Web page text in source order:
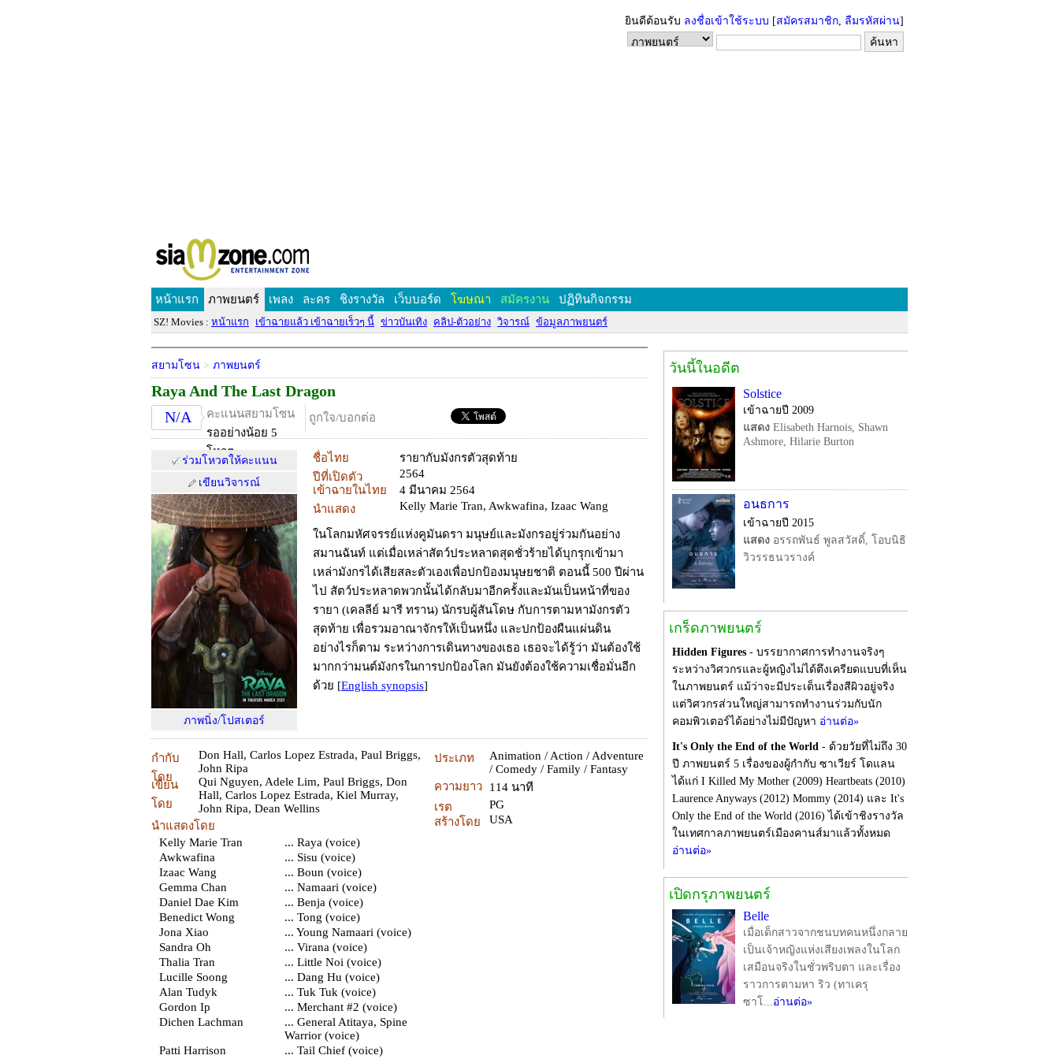
ยินดีต้อนรับ ลงชื่อเข้าใช้ระบบ [สมัครสมาชิก, ลืมรหัสผ่าน]
หน้าแรก ภาพยนตร์ เพลง ละคร ชิงรางวัล เว็บบอร์ด โฆษณา สมัครงาน ปฏิทินกิจกรรม
SZ! Movies : หน้าแรก เข้าฉายแล้ว เข้าฉายเร็วๆ นี้ ข่าวบันเทิง คลิป-ตัวอย่าง วิจารณ์ ข้อมูลภาพยนตร์
สยามโซน > ภาพยนตร์
Raya And The Last Dragon
N/A
คะแนนสยามโซน
รออย่างน้อย 5
โหวต
ถูกใจ/บอกต่อ
ร่วมโหวตให้คะแนน
เขียนวิจารณ์
ภาพนิ่ง/โปสเตอร์
ชื่อไทย
รายากับมังกรตัวสุดท้าย
ปีที่เปิดตัว
2564
เข้าฉายในไทย
4 มีนาคม 2564
นำแสดง
Kelly Marie Tran, Awkwafina, Izaac Wang
ในโลกมหัศจรรย์แห่งคูมันดรา มนุษย์และมังกรอยู่ร่วมกันอย่าง
สมานฉันท์ แต่เมื่อเหล่าสัตว์ประหลาดสุดชั่วร้ายได้บุกรุกเข้ามา
เหล่ามังกรได้เสียสละตัวเองเพื่อปกป้องมนุษยชาติ ตอนนี้ 500 ปีผ่าน
ไป สัตว์ประหลาดพวกนั้นได้กลับมาอีกครั้งและมันเป็นหน้าที่ของ
รายา (เคลลีย์ มารี ทราน) นักรบผู้สันโดษ กับการตามหามังกรตัว
สุดท้าย เพื่อรวมอาณาจักรให้เป็นหนึ่ง และปกป้องผืนแผ่นดิน
อย่างไรก็ตาม ระหว่างการเดินทางของเธอ เธอจะได้รู้ว่า มันต้องใช้
มากกว่ามนต์มังกรในการปกป้องโลก มันยังต้องใช้ความเชื่อมั่นอีก
ด้วย [English synopsis]
กำกับ
โดย
Don Hall, Carlos Lopez Estrada, Paul Briggs,
John Ripa
เขียน
โดย
Qui Nguyen, Adele Lim, Paul Briggs, Don
Hall, Carlos Lopez Estrada, Kiel Murray,
John Ripa, Dean Wellins
นำแสดงโดย
Kelly Marie Tran
... Raya (voice)
Awkwafina
... Sisu (voice)
Izaac Wang
... Boun (voice)
Gemma Chan
... Namaari (voice)
Daniel Dae Kim
... Benja (voice)
Benedict Wong
... Tong (voice)
Jona Xiao
... Young Namaari (voice)
Sandra Oh
... Virana (voice)
Thalia Tran
... Little Noi (voice)
Lucille Soong
... Dang Hu (voice)
Alan Tudyk
... Tuk Tuk (voice)
Gordon Ip
... Merchant #2 (voice)
Dichen Lachman
... General Atitaya, Spine
Warrior (voice)
Patti Harrison
... Tail Chief (voice)
ประเภท
Animation / Action / Adventure
/ Comedy / Family / Fantasy
ความยาว
114 นาที
เรต
PG
สร้างโดย
USA
วันนี้ในอดีต
Solstice
เข้าฉายปี 2009
แสดง Elisabeth Harnois, Shawn
Ashmore, Hilarie Burton
อนธการ
เข้าฉายปี 2015
แสดง อรรถพันธ์ พูลสวัสดิ์, โอบนิธิ
วิวรรธนวรางค์
เกร็ดภาพยนตร์
Hidden Figures - บรรยากาศการทำงานจริงๆ
ระหว่างวิศวกรและผู้หญิงไม่ได้ตึงเครียดแบบที่เห็น
ในภาพยนตร์ แม้ว่าจะมีประเด็นเรื่องสีผิวอยู่จริง
แต่วิศวกรส่วนใหญ่สามารถทำงานร่วมกับนัก
คอมพิวเตอร์ได้อย่างไม่มีปัญหา อ่านต่อ»
It's Only the End of the World - ด้วยวัยที่ไม่ถึง 30
ปี ภาพยนตร์ 5 เรื่องของผู้กำกับ ซาเวียร์ โดแลน
ได้แก่ I Killed My Mother (2009) Heartbeats (2010)
Laurence Anyways (2012) Mommy (2014) และ It's
Only the End of the World (2016) ได้เข้าชิงรางวัล
ในเทศกาลภาพยนตร์เมืองคานส์มาแล้วทั้งหมด
อ่านต่อ»
เปิดกรุภาพยนตร์
Belle
เมื่อเด็กสาวจากชนบทคนหนึ่งกลาย
เป็นเจ้าหญิงแห่งเสียงเพลงในโลก
เสมือนจริงในชั่วพริบตา และเรื่อง
ราวการตามหา ริว (ทาเครุ
ซาโ...อ่านต่อ»